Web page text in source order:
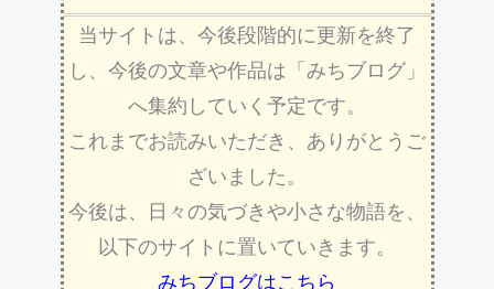
当サイトは、今後段階的に更新を終了
し、今後の文章や作品は「みちブログ」
へ集約していく予定です。
これまでお読みいただき、ありがとうご
ざいました。
今後は、日々の気づきや小さな物語を、
以下のサイトに置いていきます。
みちブログはこちら